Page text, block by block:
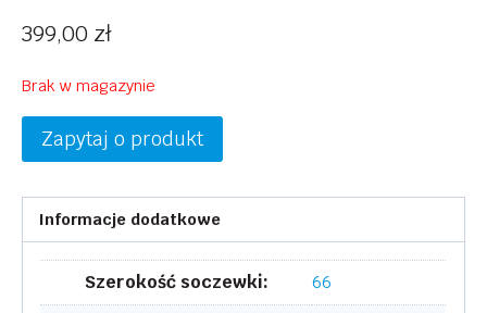
399,00 zł
Brak w magazynie
Zapytaj o produkt
Informacje dodatkowe
Szerokość soczewki:
66